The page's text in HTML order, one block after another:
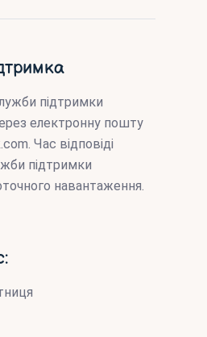
підтримки
електронну пошту
. Час відповіді
підтримки
навантаження.